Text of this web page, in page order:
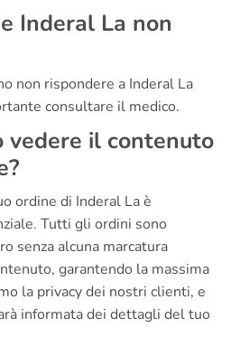
Inderal La non
non rispondere a Inderal La
consultare il medico.
vedere il contenuto
ordine di Inderal La è
Tutti gli ordini sono
senza alcuna marcatura
garantendo la massima
la privacy dei nostri clienti, e
informata dei dettagli del tuo